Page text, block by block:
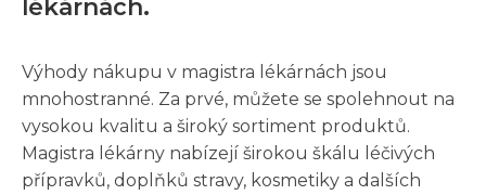
lékárnách.
Výhody nákupu v magistra lékárnách jsou
mnohostranné. Za prvé, můžete se spolehnout na
vysokou kvalitu a široký sortiment produktů.
Magistra lékárny nabízejí širokou škálu léčivých
přípravků, doplňků stravy, kosmetiky a dalších